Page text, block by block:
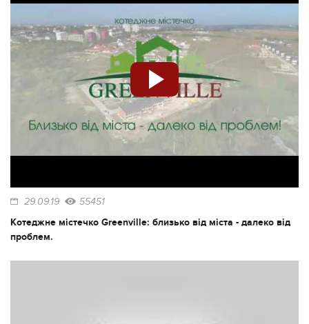
29.09.19 55451
Котеджне містечко Greenville: близько від міста - далеко від
проблем.